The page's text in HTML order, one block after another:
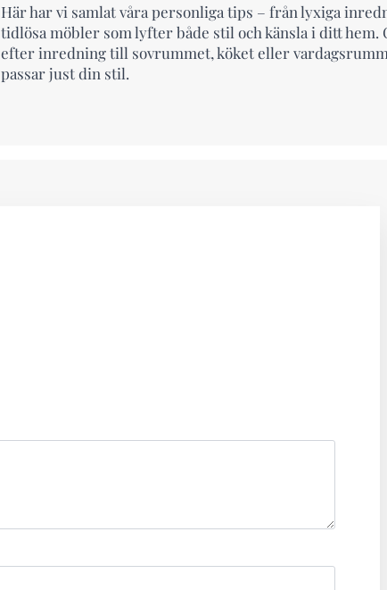
Här har vi samlat våra personliga tips – från lyxiga
tidlösa möbler som lyfter både stil och känsla i ditt hem.
efter inredning till sovrummet, köket eller
passar just din stil.